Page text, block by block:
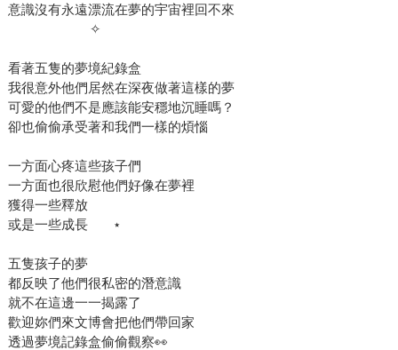
意識沒有永遠漂流在夢的宇宙裡回不來
​ ​ ​ ​ ​ ​ ​ ​ ​ ​ ​ ​ ​ ​ ​ ​ ​ ​ ​ ​ ​ ​ ​ ✧
看著五隻的夢境紀錄盒
我很意外他們居然在深夜做著這樣的夢
可愛的他們不是應該能安穩地沉睡嗎？
卻也偷偷承受著和我們一樣的煩惱
一方面心疼這些孩子們
一方面也很欣慰他們好像在夢裡
獲得一些釋放
或是一些成長 ​ ​ ​ ​ ​ ​ ⋆
五隻孩子的夢
都反映了他們很私密的潛意識
就不在這邊一一揭露了
歡迎妳們來文博會把他們帶回家
透過夢境記錄盒偷偷觀察👀